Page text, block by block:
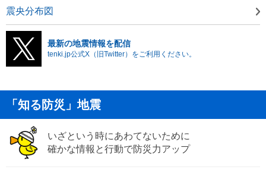
震央分布図
最新の地震情報を配信
tenki.jp公式X（旧Twitter）をご利用ください。
「知る防災」地震
いざという時にあわてないために
確かな情報と行動で防災力アップ